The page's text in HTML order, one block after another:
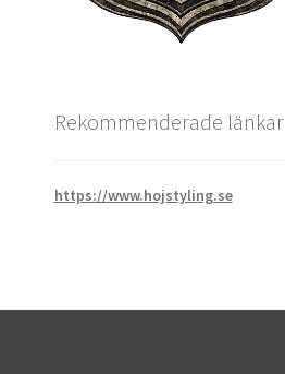
Rekommenderade länkar
https://www.hojstyling.se